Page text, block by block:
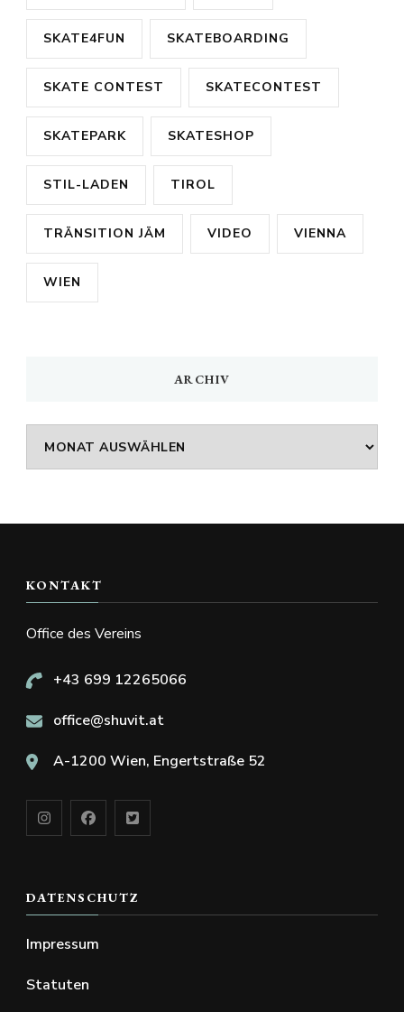
SKATE4FUN SKATEBOARDING
SKATE CONTEST SKATECONTEST
SKATEPARK SKATESHOP
STIL-LADEN TIROL
TRÄNSITION JÄM VIDEO VIENNA
WIEN
ARCHIV
Archiv
KONTAKT
Office des Vereins
+43 699 12265066
office@shuvit.at
A-1200 Wien, Engertstraße 52
DATENSCHUTZ
Impressum
Statuten